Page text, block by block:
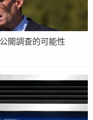
開調查的可能性